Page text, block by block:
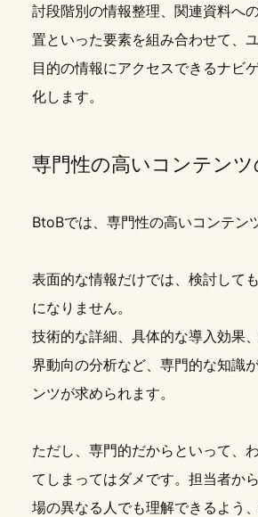
討段階別の情報整理、関連資料へ
置といった要素を組み合わせて、
目的の情報にアクセスできるナビ
化します。
専門性の高いコンテンツ
BtoBでは、専門性の高いコンテン
表面的な情報だけでは、検討して
になりません。
技術的な詳細、具体的な導入効果
界動向の分析など、専門的な知識
ンツが求められます。
ただし、専門的だからといって、
てしまってはダメです。担当者か
場の異なる人でも理解できるよう